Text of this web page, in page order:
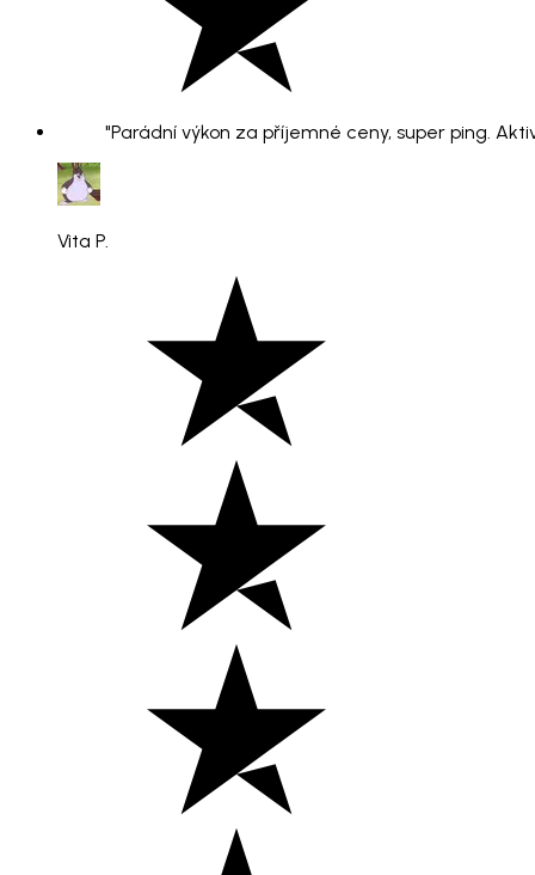
"Parádní výkon za příjemné ceny, super ping.
Vita P.